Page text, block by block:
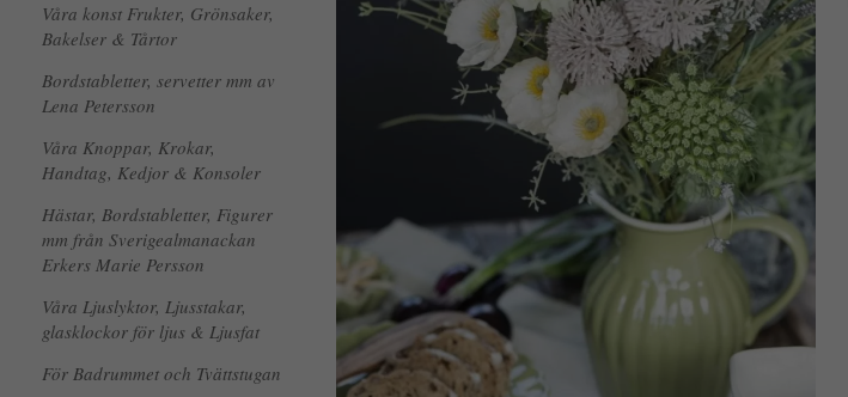
Våra konst Frukter, Grönsaker,
Bakelser & Tårtor
Bordstabletter, servetter mm av
Lena Petersson
Våra Knoppar, Krokar,
Handtag, Kedjor & Konsoler
Hästar, Bordstabletter, Figurer
mm från Sverigealmanackan
Erkers Marie Persson
Våra Ljuslyktor, Ljusstakar,
glasklockor för ljus & Ljusfat
För Badrummet och Tvättstugan